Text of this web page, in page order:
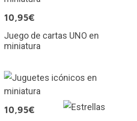
10,95€
Juego de cartas UNO en
miniatura
10,95€